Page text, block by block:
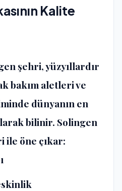
Kalite
şehri, yüzyıllardır
bakım aletleri ve
dünyanın en
bilinir. Solingen
ile öne çıkar: